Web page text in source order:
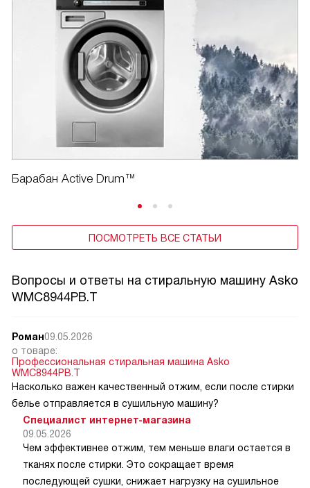
Барабан Active Drum™
ПОСМОТРЕТЬ ВСЕ СТАТЬИ
Вопросы и ответы на стиральную машину Asko
WMC8944PB.T
Роман09.05.2026
о товаре:
Профессиональная стиральная машина Asko
WMC8944PB.T
Насколько важен качественный отжим, если после стирки
белье отправляется в сушильную машину?
Специалист интернет-магазина
09.05.2026
Чем эффективнее отжим, тем меньше влаги остается в
тканях после стирки. Это сокращает время
последующей сушки, снижает нагрузку на сушильное